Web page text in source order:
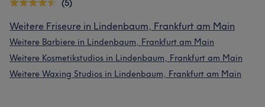
(5)
Weitere Friseure in Lindenbaum, Frankfurt am Main
Weitere Barbiere in Lindenbaum, Frankfurt am Main
Weitere Kosmetikstudios in Lindenbaum, Frankfurt am Main
Weitere Waxing Studios in Lindenbaum, Frankfurt am Main